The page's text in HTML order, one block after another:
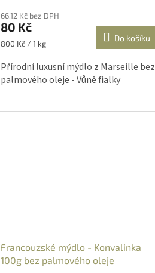
produktu
je
5,0
5
hvězdiček.
66,12 Kč bez DPH
80 Kč
Měrná
800 Kč / 1 kg
Do košíku
Přírodní luxusní mýdlo z Marseille bez
palmového oleje - Vůně fialky
Francouzské mýdlo - Konvalinka
100g bez palmového oleje